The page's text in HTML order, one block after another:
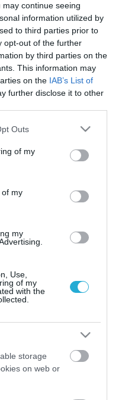
continue seeing
information utilized by
to third parties prior to
opt-out of the further
by third parties on the
This information may
on the IAB’s List of
further disclose it to other
one or more Google
You may click to
its third-party tags to
in below Google
Outs
of my
of my
my
Use,
of my
with the
storage
on web or
λειτουργία
καταστήματα.
μήνα εκτιμάται
ξεπεράσει τα 140,
των προϊόντων να
που επικράτησαν
πύλη που
τα πιο κοντά
των ΕΛΤΑ θα
επιχειρηματίες
τη χρησιμοποιούν
τα έξοδά